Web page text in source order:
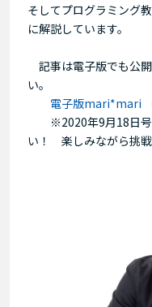
そしてプログラミング
に解説しています。
記事は電子版でも公
い。
電子版mari*mari （
※2020年9月18日号
い！ 楽しみながら挑